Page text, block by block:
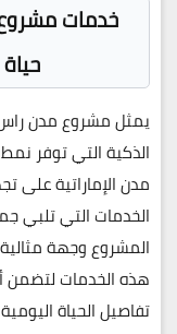
يمثلمشروع مدن
الذكية التي توفر
مدن الإماراتية
الخدمات التي تلبي
المشروع وجهة
هذه الخدمات لتضمن
تفاصيل الحياة